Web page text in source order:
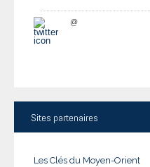
@
Sites partenaires
Les Clés du Moyen-Orient